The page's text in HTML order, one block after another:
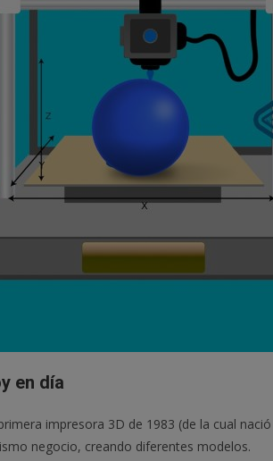
en día
impresora 3D de 1983 (de la cual
negocio, creando diferentes modelos.